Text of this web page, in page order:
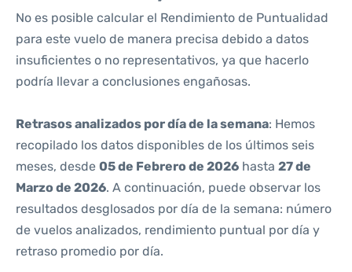
No es posible calcular el Rendimiento de Puntualidad
para este vuelo de manera precisa debido a datos
insuficientes o no representativos, ya que hacerlo
podría llevar a conclusiones engañosas.
Retrasos analizados por día de la semana: Hemos
recopilado los datos disponibles de los últimos seis
meses, desde 05 de Febrero de 2026 hasta 27 de
Marzo de 2026. A continuación, puede observar los
resultados desglosados por día de la semana: número
de vuelos analizados, rendimiento puntual por día y
retraso promedio por día.